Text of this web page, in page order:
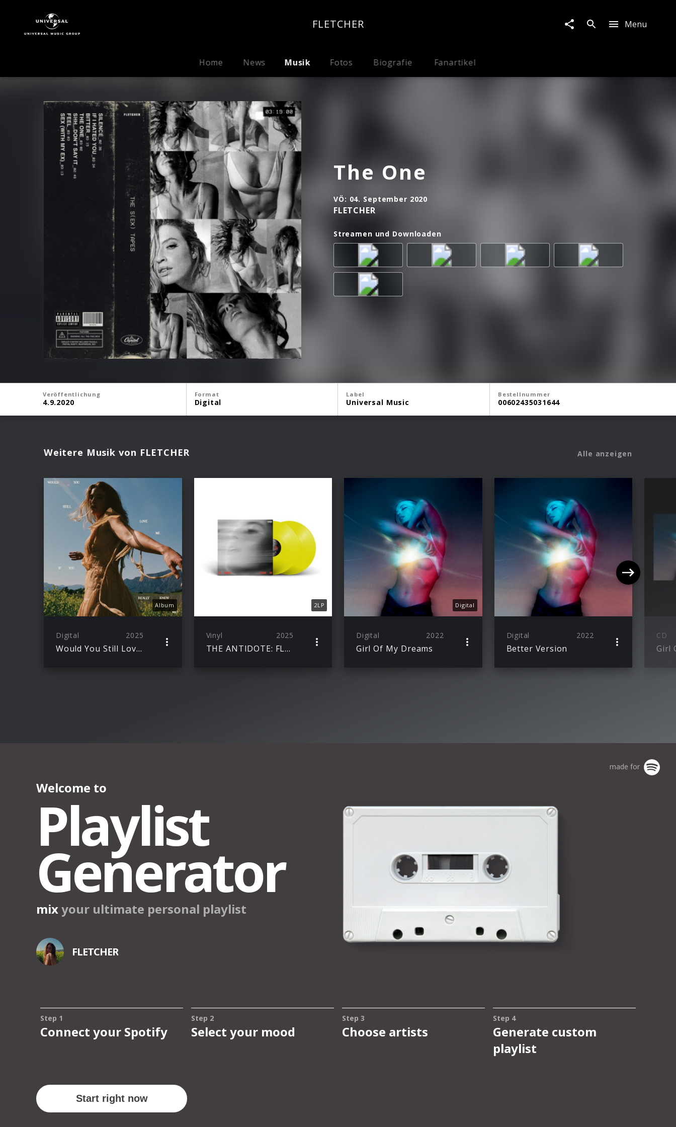
Musik
FLETCHER Menu
Home News Musik Fotos Biografie Fanartikel
The One
VÖ: 04. September 2020
FLETCHER
Streamen und Downloaden
Veröffentlichung
4.9.2020
Format
Digital
Label
Universal Music
Bestellnummer
00602435031644
Weitere Musik von FLETCHER Alle anzeigen
Album
Digital 2025
Would You Still Love Me If You Really Knew Me?
2LP
Vinyl 2025
THE ANTIDOTE: FLECHTER LIVE
Digital
Digital 2022
Girl Of My Dreams
Digital 2022
Better Version
CD
Girl